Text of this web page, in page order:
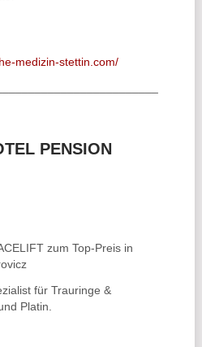
PENSION
zum Top-Preis in
für Trauringe &
Platin.